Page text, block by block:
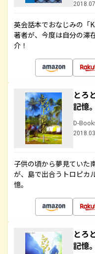
英会話本でおなじみの「
著者が、今度は自分の滞
介！
とろ
記憶
D-
子供の頃から夢見ていた
が、島で出合うトロピカ
憶。
とろ
記憶